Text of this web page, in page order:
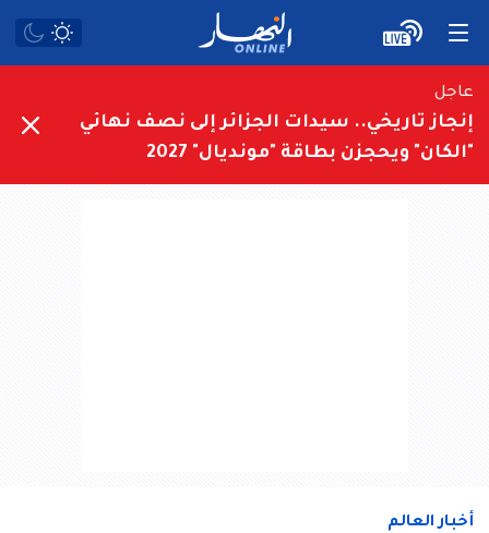
عاجل
إنجاز تاريخي.. سيدات الجزائر إلى نصف نهائي
"الكان" ويحجزن بطاقة "مونديال" 2027
أخبار العالم